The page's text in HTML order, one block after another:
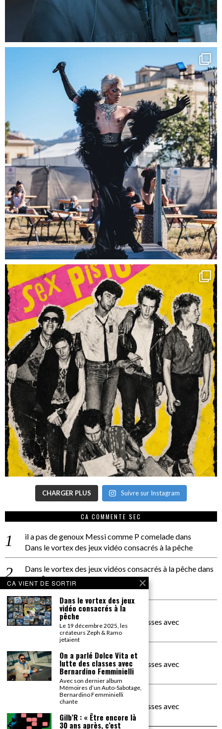
CHARGER PLUS Suivre sur Instagram
CA COMMENTE SEC
il a pas de genoux Messi comme P comeladedans
Dans le vortex des jeux vidéo consacrés à la pêche
Dans le vortex des jeux vidéos consacrés à la pêchedans
PACÔME THIELLEMENT
La séance d’Hip Gnose
La Patrie
dans
On a parlé Dolce Vita et lutte des classes avec
Bernardino Femminielli
carte noire negra à l'o tiededans
On a parlé Dolce Vita et lutte des classes avec
Bernardino Femminielli
moise et son mascarédans
On a parlé Dolce Vita et lutte des classes avec
Bernardino Femminielli
CA VIENT DE SORTIR
Dans le vortex des jeux
vidéo consacrés à la
pêche
Le 19 décembre 2025, les
créateurs Zeph & Ramo
jetaient
On a parlé Dolce Vita et
lutte des classes avec
Bernardino Femminielli
Avec son dernier album
Mémoires d’un Auto-Sabotage,
Bernardino Femminielli
chante
Gilb’R : « Être encore là
30 ans après, c’est